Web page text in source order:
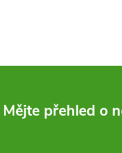
Mějte přehled o